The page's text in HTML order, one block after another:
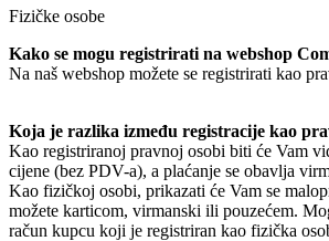
Fizičke osobe
Kako se mogu registrirati na webshop
Na naš webshop možete se registrirati kao
Koja je razlika između registracije kao
Kao registriranoj pravnoj osobi biti će Vam
cijene (bez PDV-a), a plaćanje se obavlja
Kao fizičkoj osobi, prikazati će Vam se
možete karticom, virmanski ili pouzećem.
račun kupcu koji je registriran kao fizička